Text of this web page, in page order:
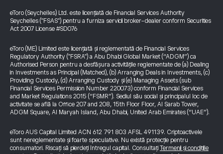
eToro (Seychelles) Ltd. este licențiată de Financial Services Authority
Seychelles ("FSAS") pentru a furniza servicii broker-dealer conform Securities
Act 2007 License #SD076
eToro (ME) Limited este licențiată și reglementată de Financial Services
Regulatory Authority ("FSRA") a Abu Dhabi Global Market (“ADGM”) ca
Authorised Person pentru a desfășura activitățile reglementate de (a) Dealing
in Investments as Principal (Matched), (b) Arranging Deals in Investments, (c)
Providing Custody, (d) Arranging Custody și (e) Managing Assets (sub
Financial Services Permission Number 220073) conform Financial Services
and Market Regulations 2015 (“FSMR”). Sediul său social și principalul loc de
activitate se află la Office 207 and 208, 15th Floor Floor, Al Sarab Tower,
ADGM Square, Al Maryah Island, Abu Dhabi, United Arab Emirates (“UAE”).
eToro AUS Capital Limited ACN 612 791 803 AFSL 491139. Criptoactivele
sunt nereglementate și foarte speculative. Nu există protecție pentru
consumatori. Riscați să pierdeți întregul capital. Consultați Termenii și condițiile